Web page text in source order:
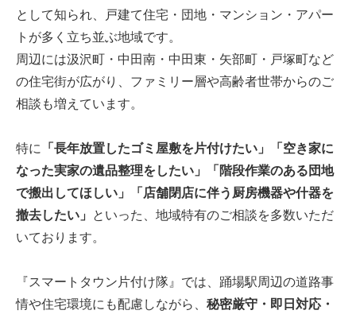
として知られ、戸建て住宅・団地・マンション・アパー
トが多く立ち並ぶ地域です。
周辺には汲沢町・中田南・中田東・矢部町・戸塚町など
の住宅街が広がり、ファミリー層や高齢者世帯からのご
相談も増えています。
特に
「長年放置したゴミ屋敷を片付けたい」「空き家に
なった実家の遺品整理をしたい」「階段作業のある団地
で搬出してほしい」「店舗閉店に伴う厨房機器や什器を
撤去したい」
といった、地域特有のご相談を多数いただ
いております。
『スマートタウン片付け隊』では、踊場駅周辺の道路事
情や住宅環境にも配慮しながら、 秘密厳守・即日対応・